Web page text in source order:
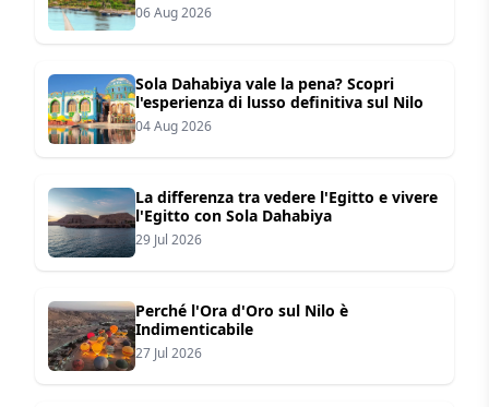
06 Aug 2026
Sola Dahabiya vale la pena? Scopri
l'esperienza di lusso definitiva sul Nilo
04 Aug 2026
La differenza tra vedere l'Egitto e vivere
l'Egitto con Sola Dahabiya
29 Jul 2026
Perché l'Ora d'Oro sul Nilo è
Indimenticabile
27 Jul 2026